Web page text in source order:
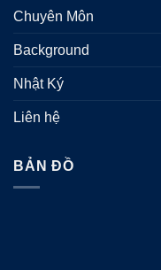
Chuyên Môn
Background
Nhật Ký
Liên hệ
BẢN ĐỒ